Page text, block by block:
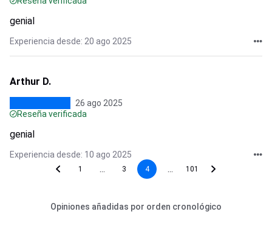
genial
Experiencia desde: 20 ago 2025
Arthur D.
26 ago 2025
Reseña verificada
genial
Experiencia desde: 10 ago 2025
1 3 4 101
Opiniones añadidas por orden cronológico